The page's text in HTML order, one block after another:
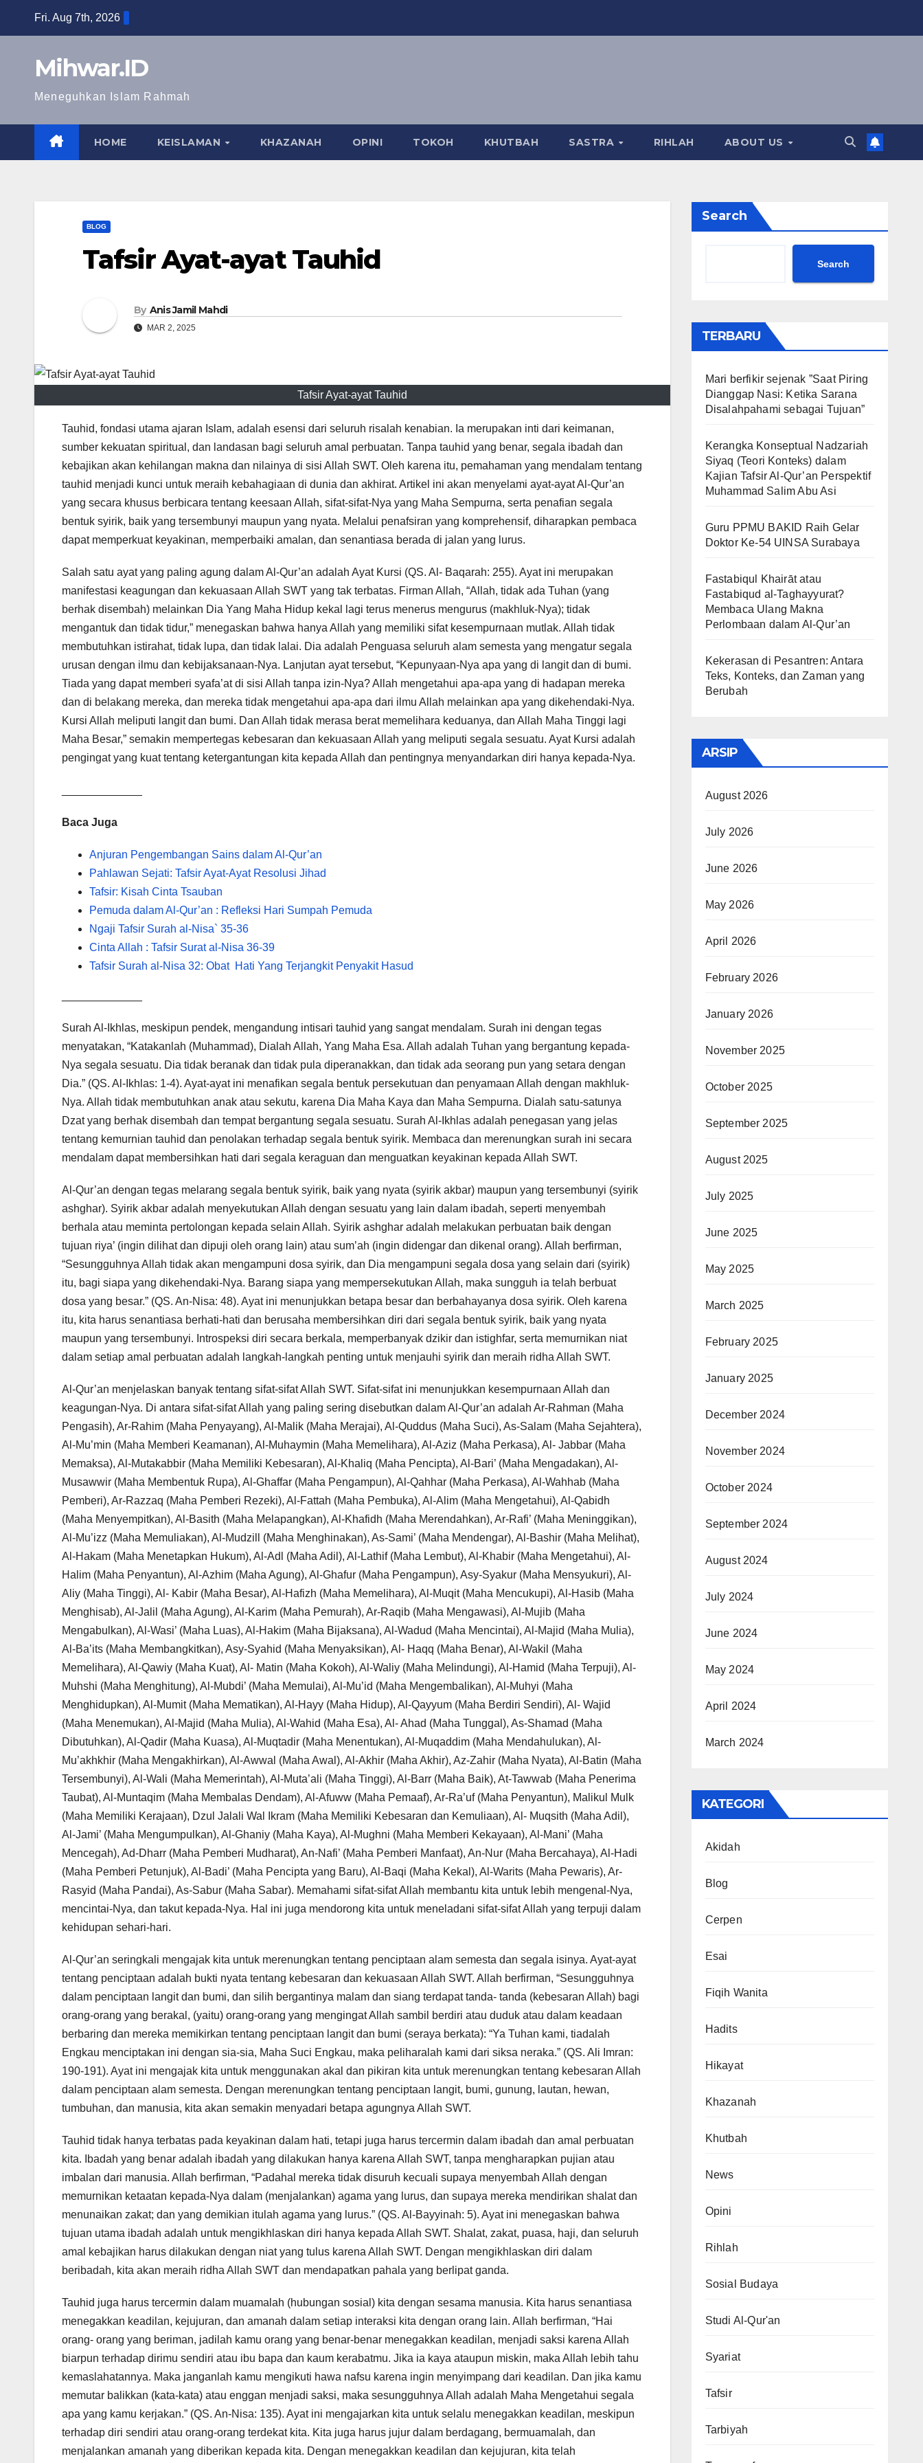
Fri. Aug 7th, 2026
Mihwar.ID
Meneguhkan Islam Rahmah
HOME KEISLAMAN KHAZANAH OPINI TOKOH KHUTBAH SASTRA RIHLAH ABOUT US
BLOG
Tafsir Ayat-ayat Tauhid
By Anis Jamil Mahdi
MAR 2, 2025
Tafsir Ayat-ayat Tauhid
Tauhid, fondasi utama ajaran Islam, adalah esensi dari seluruh risalah kenabian. Ia merupakan inti dari keimanan,
sumber kekuatan spiritual, dan landasan bagi seluruh amal perbuatan. Tanpa tauhid yang benar, segala ibadah dan
kebajikan akan kehilangan makna dan nilainya di sisi Allah SWT. Oleh karena itu, pemahaman yang mendalam tentang
tauhid menjadi kunci untuk meraih kebahagiaan di dunia dan akhirat. Artikel ini akan menyelami ayat-ayat Al-Qur’an
yang secara khusus berbicara tentang keesaan Allah, sifat-sifat-Nya yang Maha Sempurna, serta penafian segala
bentuk syirik, baik yang tersembunyi maupun yang nyata. Melalui penafsiran yang komprehensif, diharapkan pembaca
dapat memperkuat keyakinan, memperbaiki amalan, dan senantiasa berada di jalan yang lurus.
Salah satu ayat yang paling agung dalam Al-Qur’an adalah Ayat Kursi (QS. Al- Baqarah: 255). Ayat ini merupakan
manifestasi keagungan dan kekuasaan Allah SWT yang tak terbatas. Firman Allah, “Allah, tidak ada Tuhan (yang
berhak disembah) melainkan Dia Yang Maha Hidup kekal lagi terus menerus mengurus (makhluk-Nya); tidak
mengantuk dan tidak tidur,” menegaskan bahwa hanya Allah yang memiliki sifat kesempurnaan mutlak. Allah tidak
membutuhkan istirahat, tidak lupa, dan tidak lalai. Dia adalah Penguasa seluruh alam semesta yang mengatur segala
urusan dengan ilmu dan kebijaksanaan-Nya. Lanjutan ayat tersebut, “Kepunyaan-Nya apa yang di langit dan di bumi.
Tiada yang dapat memberi syafa’at di sisi Allah tanpa izin-Nya? Allah mengetahui apa-apa yang di hadapan mereka
dan di belakang mereka, dan mereka tidak mengetahui apa-apa dari ilmu Allah melainkan apa yang dikehendaki-Nya.
Kursi Allah meliputi langit dan bumi. Dan Allah tidak merasa berat memelihara keduanya, dan Allah Maha Tinggi lagi
Maha Besar,” semakin mempertegas kebesaran dan kekuasaan Allah yang meliputi segala sesuatu. Ayat Kursi adalah
pengingat yang kuat tentang ketergantungan kita kepada Allah dan pentingnya menyandarkan diri hanya kepada-Nya.
Baca Juga
Anjuran Pengembangan Sains dalam Al-Qur’an
Pahlawan Sejati: Tafsir Ayat-Ayat Resolusi Jihad
Tafsir: Kisah Cinta Tsauban
Pemuda dalam Al-Qur’an : Refleksi Hari Sumpah Pemuda
Ngaji Tafsir Surah al-Nisa` 35-36
Cinta Allah : Tafsir Surat al-Nisa 36-39
Tafsir Surah al-Nisa 32: Obat Hati Yang Terjangkit Penyakit Hasud
Surah Al-Ikhlas, meskipun pendek, mengandung intisari tauhid yang sangat mendalam. Surah ini dengan tegas
menyatakan, “Katakanlah (Muhammad), Dialah Allah, Yang Maha Esa. Allah adalah Tuhan yang bergantung kepada-
Nya segala sesuatu. Dia tidak beranak dan tidak pula diperanakkan, dan tidak ada seorang pun yang setara dengan
Dia.” (QS. Al-Ikhlas: 1-4). Ayat-ayat ini menafikan segala bentuk persekutuan dan penyamaan Allah dengan makhluk-
Nya. Allah tidak membutuhkan anak atau sekutu, karena Dia Maha Kaya dan Maha Sempurna. Dialah satu-satunya
Dzat yang berhak disembah dan tempat bergantung segala sesuatu. Surah Al-Ikhlas adalah penegasan yang jelas
tentang kemurnian tauhid dan penolakan terhadap segala bentuk syirik. Membaca dan merenungkan surah ini secara
mendalam dapat membersihkan hati dari segala keraguan dan menguatkan keyakinan kepada Allah SWT.
Al-Qur’an dengan tegas melarang segala bentuk syirik, baik yang nyata (syirik akbar) maupun yang tersembunyi (syirik
ashghar). Syirik akbar adalah menyekutukan Allah dengan sesuatu yang lain dalam ibadah, seperti menyembah
berhala atau meminta pertolongan kepada selain Allah. Syirik ashghar adalah melakukan perbuatan baik dengan
tujuan riya’ (ingin dilihat dan dipuji oleh orang lain) atau sum’ah (ingin didengar dan dikenal orang). Allah berfirman,
“Sesungguhnya Allah tidak akan mengampuni dosa syirik, dan Dia mengampuni segala dosa yang selain dari (syirik)
itu, bagi siapa yang dikehendaki-Nya. Barang siapa yang mempersekutukan Allah, maka sungguh ia telah berbuat
dosa yang besar.” (QS. An-Nisa: 48). Ayat ini menunjukkan betapa besar dan berbahayanya dosa syirik. Oleh karena
itu, kita harus senantiasa berhati-hati dan berusaha membersihkan diri dari segala bentuk syirik, baik yang nyata
maupun yang tersembunyi. Introspeksi diri secara berkala, memperbanyak dzikir dan istighfar, serta memurnikan niat
dalam setiap amal perbuatan adalah langkah-langkah penting untuk menjauhi syirik dan meraih ridha Allah SWT.
Al-Qur’an menjelaskan banyak tentang sifat-sifat Allah SWT. Sifat-sifat ini menunjukkan kesempurnaan Allah dan
keagungan-Nya. Di antara sifat-sifat Allah yang paling sering disebutkan dalam Al-Qur’an adalah Ar-Rahman (Maha
Pengasih), Ar-Rahim (Maha Penyayang), Al-Malik (Maha Merajai), Al-Quddus (Maha Suci), As-Salam (Maha Sejahtera),
Al-Mu’min (Maha Memberi Keamanan), Al-Muhaymin (Maha Memelihara), Al-Aziz (Maha Perkasa), Al- Jabbar (Maha
Memaksa), Al-Mutakabbir (Maha Memiliki Kebesaran), Al-Khaliq (Maha Pencipta), Al-Bari’ (Maha Mengadakan), Al-
Musawwir (Maha Membentuk Rupa), Al-Ghaffar (Maha Pengampun), Al-Qahhar (Maha Perkasa), Al-Wahhab (Maha
Pemberi), Ar-Razzaq (Maha Pemberi Rezeki), Al-Fattah (Maha Pembuka), Al-Alim (Maha Mengetahui), Al-Qabidh
(Maha Menyempitkan), Al-Basith (Maha Melapangkan), Al-Khafidh (Maha Merendahkan), Ar-Rafi’ (Maha Meninggikan),
Al-Mu’izz (Maha Memuliakan), Al-Mudzill (Maha Menghinakan), As-Sami’ (Maha Mendengar), Al-Bashir (Maha Melihat),
Al-Hakam (Maha Menetapkan Hukum), Al-Adl (Maha Adil), Al-Lathif (Maha Lembut), Al-Khabir (Maha Mengetahui), Al-
Halim (Maha Penyantun), Al-Azhim (Maha Agung), Al-Ghafur (Maha Pengampun), Asy-Syakur (Maha Mensyukuri), Al-
Aliy (Maha Tinggi), Al- Kabir (Maha Besar), Al-Hafizh (Maha Memelihara), Al-Muqit (Maha Mencukupi), Al-Hasib (Maha
Menghisab), Al-Jalil (Maha Agung), Al-Karim (Maha Pemurah), Ar-Raqib (Maha Mengawasi), Al-Mujib (Maha
Mengabulkan), Al-Wasi’ (Maha Luas), Al-Hakim (Maha Bijaksana), Al-Wadud (Maha Mencintai), Al-Majid (Maha Mulia),
Al-Ba’its (Maha Membangkitkan), Asy-Syahid (Maha Menyaksikan), Al- Haqq (Maha Benar), Al-Wakil (Maha
Memelihara), Al-Qawiy (Maha Kuat), Al- Matin (Maha Kokoh), Al-Waliy (Maha Melindungi), Al-Hamid (Maha Terpuji), Al-
Muhshi (Maha Menghitung), Al-Mubdi’ (Maha Memulai), Al-Mu’id (Maha Mengembalikan), Al-Muhyi (Maha
Menghidupkan), Al-Mumit (Maha Mematikan), Al-Hayy (Maha Hidup), Al-Qayyum (Maha Berdiri Sendiri), Al- Wajid
(Maha Menemukan), Al-Majid (Maha Mulia), Al-Wahid (Maha Esa), Al- Ahad (Maha Tunggal), As-Shamad (Maha
Dibutuhkan), Al-Qadir (Maha Kuasa), Al-Muqtadir (Maha Menentukan), Al-Muqaddim (Maha Mendahulukan), Al-
Mu’akhkhir (Maha Mengakhirkan), Al-Awwal (Maha Awal), Al-Akhir (Maha Akhir), Az-Zahir (Maha Nyata), Al-Batin (Maha
Tersembunyi), Al-Wali (Maha Memerintah), Al-Muta’ali (Maha Tinggi), Al-Barr (Maha Baik), At-Tawwab (Maha Penerima
Taubat), Al-Muntaqim (Maha Membalas Dendam), Al-Afuww (Maha Pemaaf), Ar-Ra’uf (Maha Penyantun), Malikul Mulk
(Maha Memiliki Kerajaan), Dzul Jalali Wal Ikram (Maha Memiliki Kebesaran dan Kemuliaan), Al- Muqsith (Maha Adil),
Al-Jami’ (Maha Mengumpulkan), Al-Ghaniy (Maha Kaya), Al-Mughni (Maha Memberi Kekayaan), Al-Mani’ (Maha
Mencegah), Ad-Dharr (Maha Pemberi Mudharat), An-Nafi’ (Maha Pemberi Manfaat), An-Nur (Maha Bercahaya), Al-Hadi
(Maha Pemberi Petunjuk), Al-Badi’ (Maha Pencipta yang Baru), Al-Baqi (Maha Kekal), Al-Warits (Maha Pewaris), Ar-
Rasyid (Maha Pandai), As-Sabur (Maha Sabar). Memahami sifat-sifat Allah membantu kita untuk lebih mengenal-Nya,
mencintai-Nya, dan takut kepada-Nya. Hal ini juga mendorong kita untuk meneladani sifat-sifat Allah yang terpuji dalam
kehidupan sehari-hari.
Al-Qur’an seringkali mengajak kita untuk merenungkan tentang penciptaan alam semesta dan segala isinya. Ayat-ayat
tentang penciptaan adalah bukti nyata tentang kebesaran dan kekuasaan Allah SWT. Allah berfirman, “Sesungguhnya
dalam penciptaan langit dan bumi, dan silih bergantinya malam dan siang terdapat tanda- tanda (kebesaran Allah) bagi
orang-orang yang berakal, (yaitu) orang-orang yang mengingat Allah sambil berdiri atau duduk atau dalam keadaan
berbaring dan mereka memikirkan tentang penciptaan langit dan bumi (seraya berkata): “Ya Tuhan kami, tiadalah
Engkau menciptakan ini dengan sia-sia, Maha Suci Engkau, maka peliharalah kami dari siksa neraka.” (QS. Ali Imran:
190-191). Ayat ini mengajak kita untuk menggunakan akal dan pikiran kita untuk merenungkan tentang kebesaran Allah
dalam penciptaan alam semesta. Dengan merenungkan tentang penciptaan langit, bumi, gunung, lautan, hewan,
tumbuhan, dan manusia, kita akan semakin menyadari betapa agungnya Allah SWT.
Tauhid tidak hanya terbatas pada keyakinan dalam hati, tetapi juga harus tercermin dalam ibadah dan amal perbuatan
kita. Ibadah yang benar adalah ibadah yang dilakukan hanya karena Allah SWT, tanpa mengharapkan pujian atau
imbalan dari manusia. Allah berfirman, “Padahal mereka tidak disuruh kecuali supaya menyembah Allah dengan
memurnikan ketaatan kepada-Nya dalam (menjalankan) agama yang lurus, dan supaya mereka mendirikan shalat dan
menunaikan zakat; dan yang demikian itulah agama yang lurus.” (QS. Al-Bayyinah: 5). Ayat ini menegaskan bahwa
tujuan utama ibadah adalah untuk mengikhlaskan diri hanya kepada Allah SWT. Shalat, zakat, puasa, haji, dan seluruh
amal kebajikan harus dilakukan dengan niat yang tulus karena Allah SWT. Dengan mengikhlaskan diri dalam
beribadah, kita akan meraih ridha Allah SWT dan mendapatkan pahala yang berlipat ganda.
Tauhid juga harus tercermin dalam muamalah (hubungan sosial) kita dengan sesama manusia. Kita harus senantiasa
menegakkan keadilan, kejujuran, dan amanah dalam setiap interaksi kita dengan orang lain. Allah berfirman, “Hai
orang- orang yang beriman, jadilah kamu orang yang benar-benar menegakkan keadilan, menjadi saksi karena Allah
biarpun terhadap dirimu sendiri atau ibu bapa dan kaum kerabatmu. Jika ia kaya ataupun miskin, maka Allah lebih tahu
kemaslahatannya. Maka janganlah kamu mengikuti hawa nafsu karena ingin menyimpang dari keadilan. Dan jika kamu
memutar balikkan (kata-kata) atau enggan menjadi saksi, maka sesungguhnya Allah adalah Maha Mengetahui segala
apa yang kamu kerjakan.” (QS. An-Nisa: 135). Ayat ini mengajarkan kita untuk selalu menegakkan keadilan, meskipun
terhadap diri sendiri atau orang-orang terdekat kita. Kita juga harus jujur dalam berdagang, bermuamalah, dan
menjalankan amanah yang diberikan kepada kita. Dengan menegakkan keadilan dan kejujuran, kita telah
Search
Search
TERBARU
Mari berfikir sejenak ”Saat Piring
Dianggap Nasi: Ketika Sarana
Disalahpahami sebagai Tujuan”
Kerangka Konseptual Nadzariah
Siyaq (Teori Konteks) dalam
Kajian Tafsir Al-Qur’an Perspektif
Muhammad Salim Abu Asi
Guru PPMU BAKID Raih Gelar
Doktor Ke-54 UINSA Surabaya
Fastabiqul Khairāt atau
Fastabiqud al-Taghayyurat?
Membaca Ulang Makna
Perlombaan dalam Al-Qur’an
Kekerasan di Pesantren: Antara
Teks, Konteks, dan Zaman yang
Berubah
ARSIP
August 2026
July 2026
June 2026
May 2026
April 2026
February 2026
January 2026
November 2025
October 2025
September 2025
August 2025
July 2025
June 2025
May 2025
March 2025
February 2025
January 2025
December 2024
November 2024
October 2024
September 2024
August 2024
July 2024
June 2024
May 2024
April 2024
March 2024
KATEGORI
Akidah
Blog
Cerpen
Esai
Fiqih Wanita
Hadits
Hikayat
Khazanah
Khutbah
News
Opini
Rihlah
Sosial Budaya
Studi Al-Qur'an
Syariat
Tafsir
Tarbiyah